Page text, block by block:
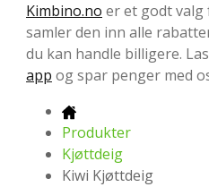
Kimbino.no er et godt valg
samler den inn alle
du kan handle billigere.
app og spar penger med
Produkter
Kjøttdeig
Kiwi Kjøttdeig